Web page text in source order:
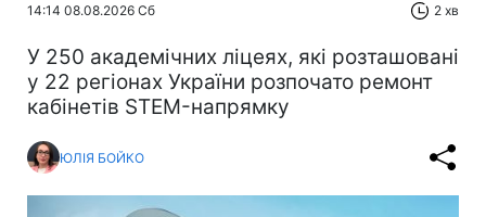
14:14 08.08.2026 Сб 2 хв
У 250 академічних ліцеях, які розташовані
у 22 регіонах України розпочато ремонт
кабінетів STEM-напрямку
ЮЛІЯ БОЙКО